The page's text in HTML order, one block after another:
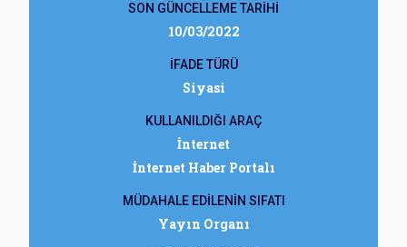
SON GÜNCELLEME TARİHİ
10/03/2022
İFADE TÜRÜ
Siyasi
KULLANILDIĞI ARAÇ
İnternet
İnternet Haber Portalı
MÜDAHALE EDİLENİN SIFATI
Yayın Organı